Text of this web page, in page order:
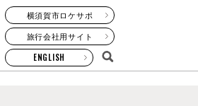
横須賀市ロケサポ
旅行会社用サイト
ENGLISH